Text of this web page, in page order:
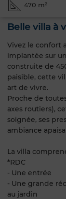
470 m²
Belle villa à
Vivez le confort
implantée sur
construite de
paisible, cette
art de vivre.
Proche de
axes routiers),
soignée, ses
ambiance
La villa
*RDC
- Une entrée
- Une grande
au jardin